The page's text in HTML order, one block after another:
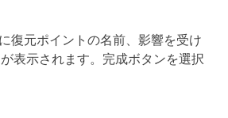
復元ポイントの名前、影響を受け
表示されます。完成ボタンを選択